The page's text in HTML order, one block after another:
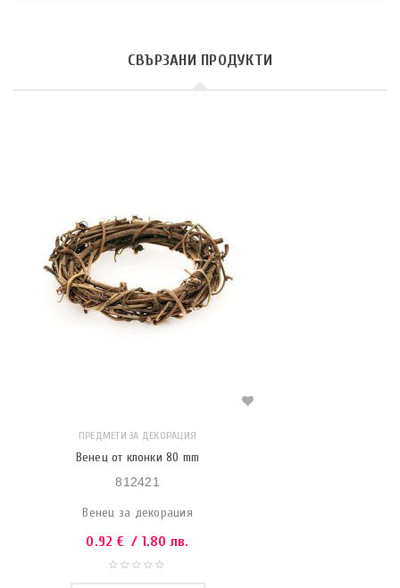
СВЪРЗАНИ ПРОДУКТИ
ПРЕДМЕТИ ЗА ДЕКОРАЦИЯ
Венец от клонки 80 mm
812421
Венец за декорация
0.92 € / 1.80 лв.